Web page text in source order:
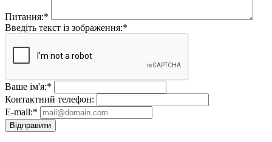
Питання:*
Введіть текст із зображення:*
Ваше ім'я:*
Контактний телефон:
E-mail:*
Відправити